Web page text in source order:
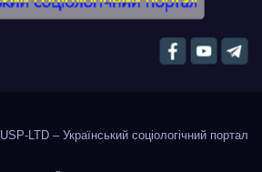
USP-LTD – Український соціологічний портал